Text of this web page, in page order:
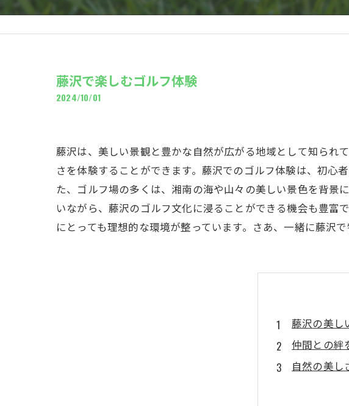
藤沢で楽しむゴルフ体験
2024/10/01
藤沢は、美しい景観と豊かな自然が広がる地域として知られ
さを体験することができます。藤沢でのゴルフ体験は、初心
た、ゴルフ場の多くは、湘南の海や山々の美しい景色を背景
いながら、藤沢のゴルフ文化に浸ることができる機会も豊富
にとっても理想的な環境が整っています。さあ、一緒に藤沢
藤沢の美し
仲間との絆
自然の美し
初心者か